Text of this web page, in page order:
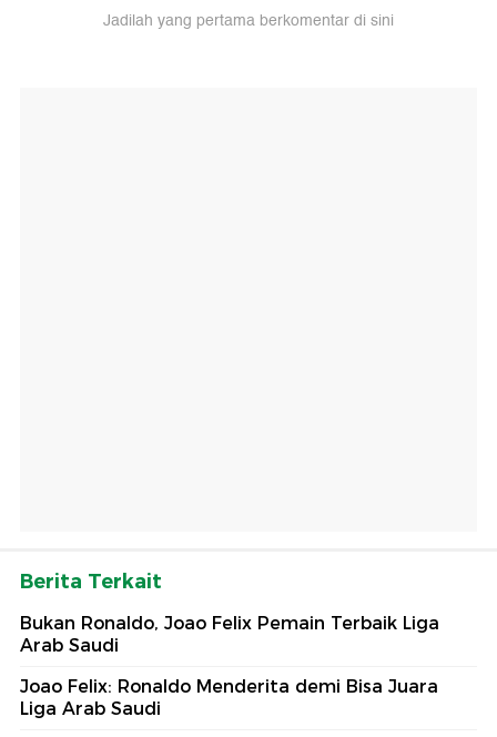
Jadilah yang pertama berkomentar di sini
Berita Terkait
Bukan Ronaldo, Joao Felix Pemain Terbaik Liga
Arab Saudi
Joao Felix: Ronaldo Menderita demi Bisa Juara
Liga Arab Saudi